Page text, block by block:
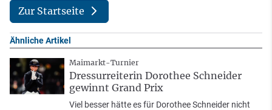
Zur Startseite
Ähnliche Artikel
Maimarkt-Turnier
Dressurreiterin Dorothee Schneider
gewinnt Grand Prix
Viel besser hätte es für Dorothee Schneider nicht